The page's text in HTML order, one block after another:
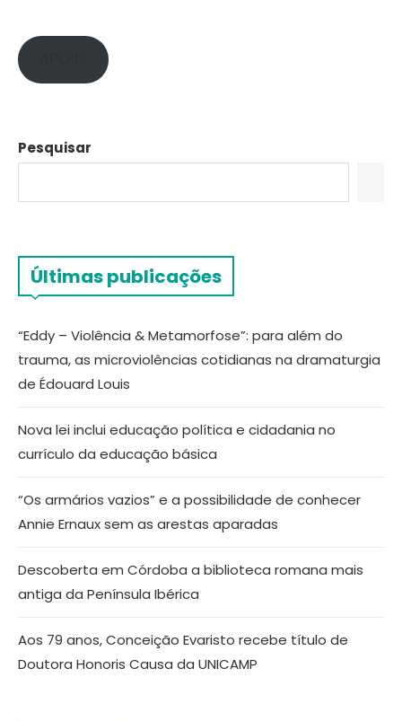
Pesquisar
Últimas publicações
“Eddy – Violência & Metamorfose”: para além do
trauma, as microviolências cotidianas na dramaturgia
de Édouard Louis
Nova lei inclui educação política e cidadania no
currículo da educação básica
“Os armários vazios” e a possibilidade de conhecer
Annie Ernaux sem as arestas aparadas
Descoberta em Córdoba a biblioteca romana mais
antiga da Península Ibérica
Aos 79 anos, Conceição Evaristo recebe título de
Doutora Honoris Causa da UNICAMP